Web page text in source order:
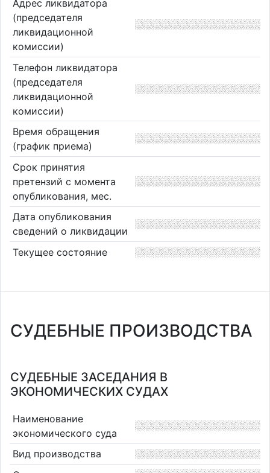
Адрес ликвидатора
(председателя
ликвидационной
комиссии)
Телефон ликвидатора
(председателя
ликвидационной
комиссии)
Время обращения
(график приема)
Срок принятия
претензий с момента
опубликования, мес.
Дата опубликования
сведений о ликвидации
Текущее состояние
СУДЕБНЫЕ ПРОИЗВОДСТВА
СУДЕБНЫЕ ЗАСЕДАНИЯ В
ЭКОНОМИЧЕСКИХ СУДАХ
Наименование
экономического суда
Вид производства